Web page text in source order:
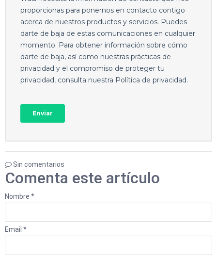
Sin comentarios
Comenta este artículo
Nombre *
Email *